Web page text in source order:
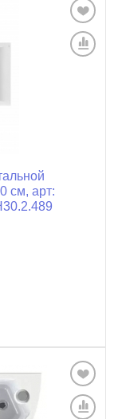
см, арт: